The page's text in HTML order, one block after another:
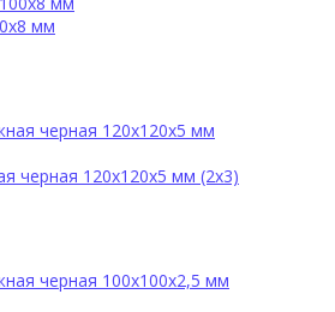
мм
черная 120х120х5 мм (2х3)